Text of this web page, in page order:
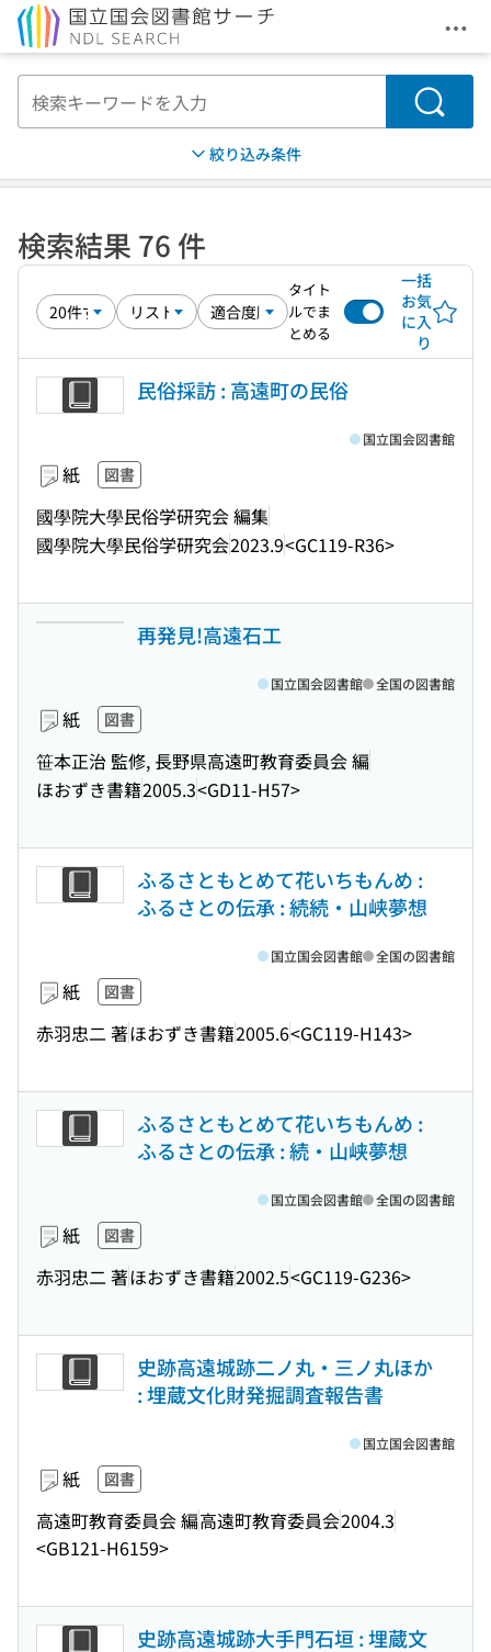
メ
検索
絞り込み条件
検索結果 76 件
タイト
ルでま
とめる
一括
お気
に入
り
民俗採訪 : 高遠町の民俗
紙 図書
國學院大學民俗学研究会 編集
國學院大學民俗学研究会2023.9<GC119-R36>
国立国会図書館
再発見!高遠石工
紙 図書
笹本正治 監修, 長野県高遠町教育委員会 編
ほおずき書籍2005.3<GD11-H57>
国立国会図書館 全国の図書館
ふるさともとめて花いちもんめ :
ふるさとの伝承 : 続続・山峡夢想
紙 図書
赤羽忠二 著ほおずき書籍2005.6<GC119-H143>
国立国会図書館 全国の図書館
ふるさともとめて花いちもんめ :
ふるさとの伝承 : 続・山峡夢想
紙 図書
赤羽忠二 著ほおずき書籍2002.5<GC119-G236>
国立国会図書館 全国の図書館
史跡高遠城跡二ノ丸・三ノ丸ほか
: 埋蔵文化財発掘調査報告書
紙 図書
高遠町教育委員会 編高遠町教育委員会2004.3
<GB121-H6159>
国立国会図書館
史跡高遠城跡大手門石垣 : 埋蔵文